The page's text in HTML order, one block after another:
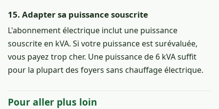
15. Adapter sa puissance souscrite
L'abonnement électrique inclut une puissance
souscrite en kVA. Si votre puissance est surévaluée,
vous payez trop cher. Une puissance de 6 kVA suffit
pour la plupart des foyers sans chauffage électrique.
Pour aller plus loin